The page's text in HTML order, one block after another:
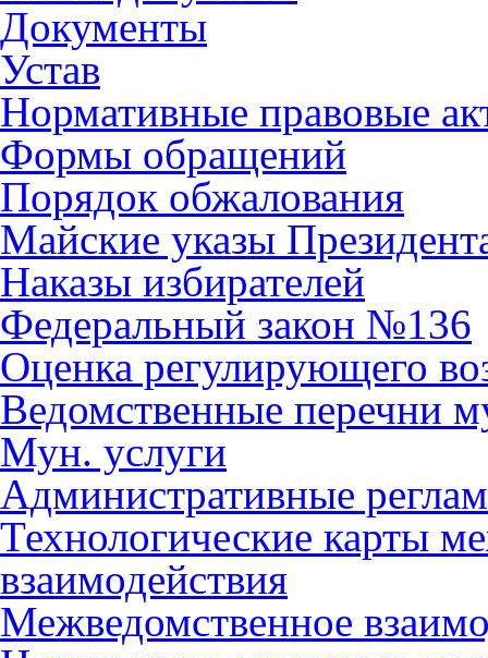
Документы
Устав
Нормативные правовые
Формы обращений
Порядок обжалования
Майские указы
Наказы избирателей
Федеральный закон №136
Оценка регулирующего
Ведомственные перечни
Мун. услуги
Административные
Технологические карты
взаимодействия
Межведомственное